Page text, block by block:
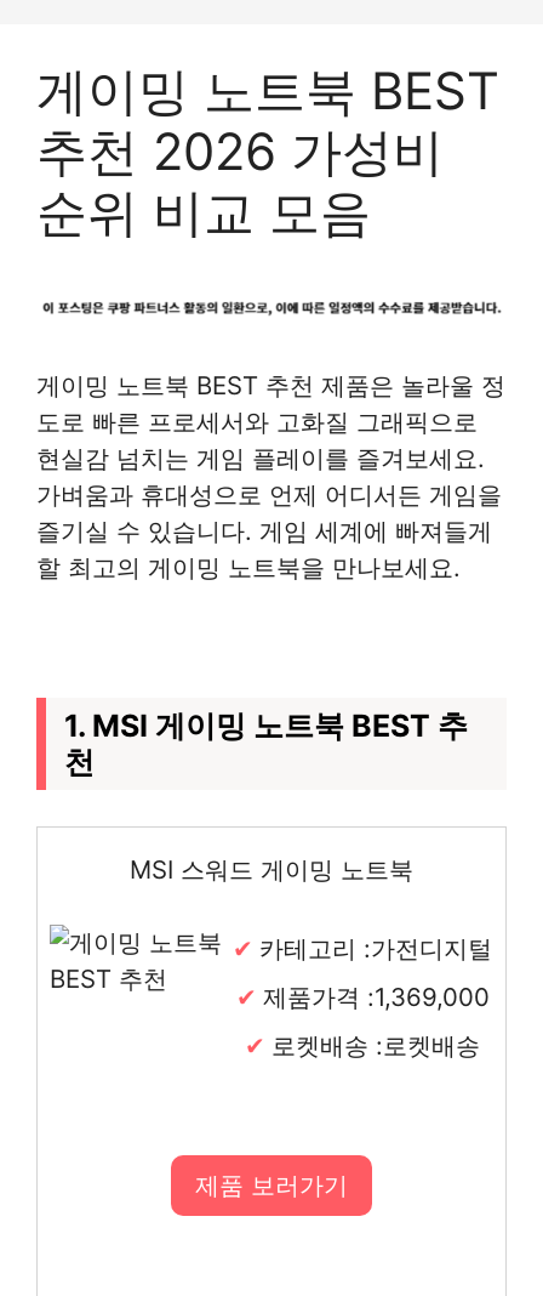
게이밍 노트북 BEST
추천 2026 가성비
순위 비교 모음
게이밍 노트북 BEST 추천 제품은 놀라울 정
도로 빠른 프로세서와 고화질 그래픽으로
현실감 넘치는 게임 플레이를 즐겨보세요.
가벼움과 휴대성으로 언제 어디서든 게임을
즐기실 수 있습니다. 게임 세계에 빠져들게
할 최고의 게이밍 노트북을 만나보세요.
1. MSI 게이밍 노트북 BEST 추
천
MSI 스워드 게이밍 노트북
카테고리 :가전디지털
제품가격 :1,369,000
로켓배송 :로켓배송
제품 보러가기